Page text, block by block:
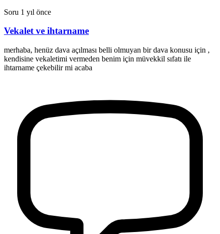
Soru 1 yıl önce
Vekalet ve ihtarname
merhaba, henüz dava açılması belli olmuyan bir dava konusu için ,
kendisine vekaletimi vermeden benim için müvekkil sıfatı ile
ihtarname çekebilir mi acaba